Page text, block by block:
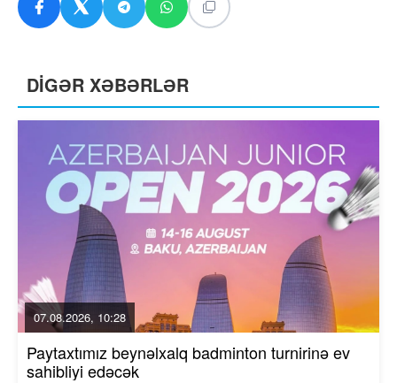
DİGƏR XƏBƏRLƏR
07.08.2026, 10:28
Paytaxtımız beynəlxalq badminton turnirinə ev
sahibliyi edəcək